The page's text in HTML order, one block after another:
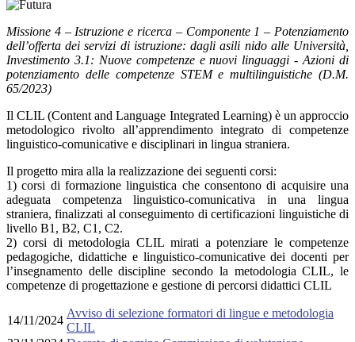
Missione 4 – Istruzione e ricerca – Componente 1 – Potenziamento
dell’offerta dei servizi di istruzione: dagli asili nido alle Università,
Investimento 3.1: Nuove competenze e nuovi linguaggi - Azioni di
potenziamento delle competenze STEM e multilinguistiche (D.M.
65/2023)
Il CLIL (Content and Language Integrated Learning) è un approccio
metodologico rivolto all’apprendimento integrato di competenze
linguistico-comunicative e disciplinari in lingua straniera.
Il progetto mira alla la realizzazione dei seguenti corsi:
1) corsi di formazione linguistica che consentono di acquisire una
adeguata competenza linguistico-comunicativa in una lingua
straniera, finalizzati al conseguimento di certificazioni linguistiche di
livello B1, B2, C1, C2.
2) corsi di metodologia CLIL mirati a potenziare le competenze
pedagogiche, didattiche e linguistico-comunicative dei docenti per
l’insegnamento delle discipline secondo la metodologia CLIL, le
competenze di progettazione e gestione di percorsi didattici CLIL
14/11/2024
Avviso di selezione formatori di lingue e metodologia
CLIL